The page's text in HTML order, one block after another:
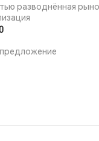
разводнённая